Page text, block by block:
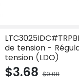
de tension -
tension (LDO)
$3.68 $0.00